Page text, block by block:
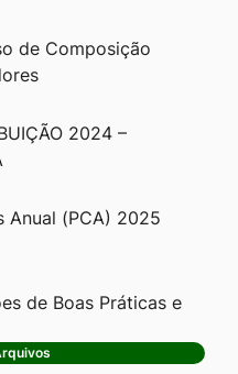
de Composição
2024 –
Anual (PCA) 2025
de Boas Práticas e